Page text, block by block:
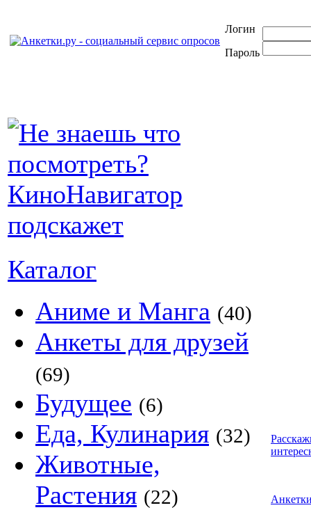
Логин
Пароль
Каталог
Аниме и Манга (40)
Анкеты для друзей
(69)
Будущее (6)
Еда, Кулинария (32)
Животные,
Растения (22)